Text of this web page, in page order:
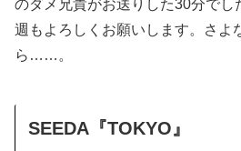
のダメ兄貴がお送りした30分でし
週もよろしくお願いします。さよ
ら……。
SEEDA『TOKYO』